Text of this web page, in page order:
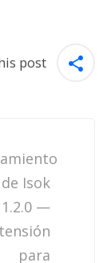
post
de Isok
1.2.0 —
para